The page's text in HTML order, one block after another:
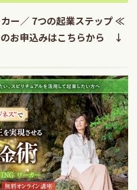
ー／ 7つの起業ステップ ≪
お申込みはこちらから ↓